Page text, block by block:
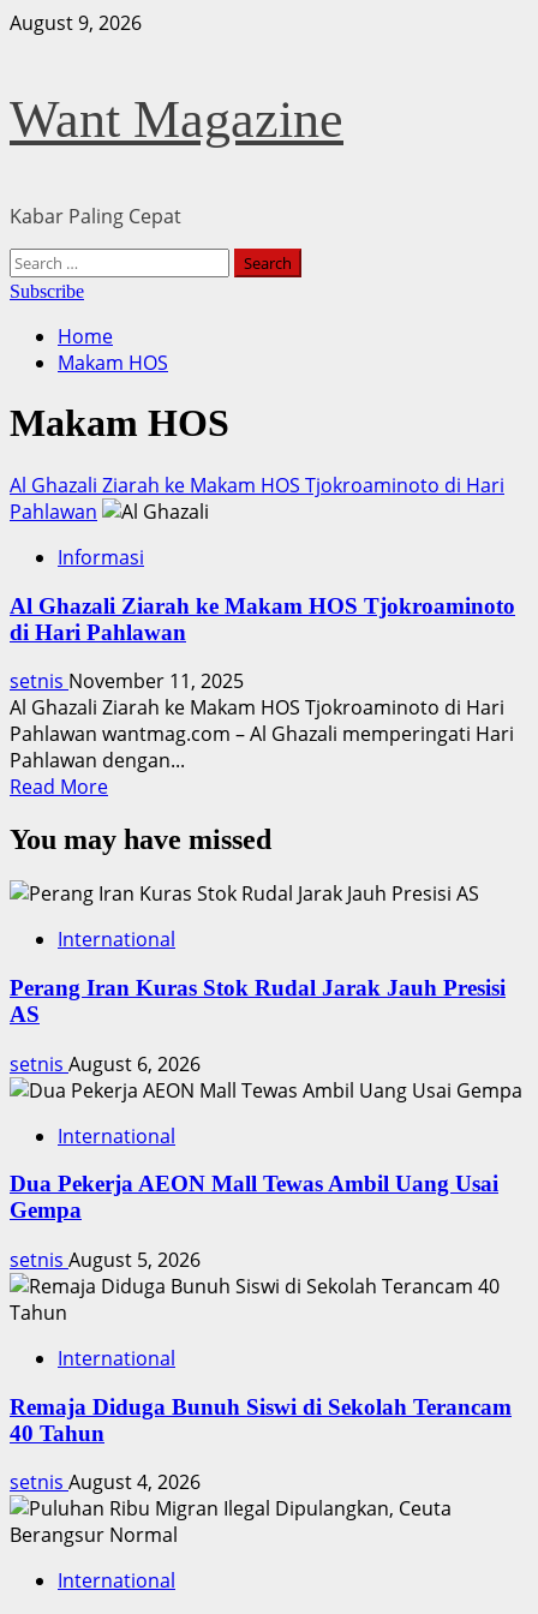
Skip
August 9, 2026
Want Magazine
Kabar Paling Cepat
Primary
Menu
Search
for:
Subscribe
Home
Makam HOS
Makam HOS
Al Ghazali Ziarah ke Makam HOS Tjokroaminoto di Hari
Pahlawan
Informasi
Al Ghazali Ziarah ke Makam HOS Tjokroaminoto
di Hari Pahlawan
setnis November 11, 2025
Al Ghazali Ziarah ke Makam HOS Tjokroaminoto di Hari
Pahlawan wantmag.com – Al Ghazali memperingati Hari
Pahlawan dengan...
Read MoreRead
about
Ghazali
ke
HOS
Hari
Pahlawan
You may have missed
International
Perang Iran Kuras Stok Rudal Jarak Jauh Presisi
AS
setnis August 6, 2026
International
Dua Pekerja AEON Mall Tewas Ambil Uang Usai
Gempa
setnis August 5, 2026
International
Remaja Diduga Bunuh Siswi di Sekolah Terancam
40 Tahun
setnis August 4, 2026
International